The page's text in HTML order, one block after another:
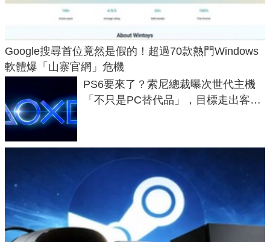
Google搜尋首位竟然是假的！超過70款熱門Windows
軟體爆「山寨官網」危機
PS6要來了？索尼總裁曝次世代主機
「不只是PC替代品」，目標走出客